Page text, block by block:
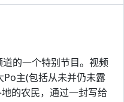
的一个特别节目。视频
主(包括从未并仍未露
的农民，通过一封写给